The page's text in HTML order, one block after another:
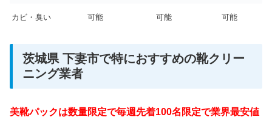
カビ・臭い 可能 可能 可能
茨城県 下妻市で特におすすめの靴クリー
ニング業者
美靴パックは数量限定で毎週先着100名限定で業界最安値